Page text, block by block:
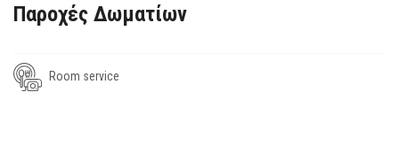
Παροχές Δωματίων
Room service